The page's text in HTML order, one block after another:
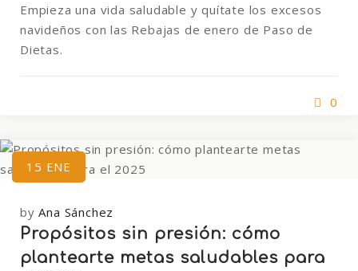
Empieza una vida saludable y quítate los excesos
navideños con las Rebajas de enero de Paso de
Dietas.
0
15 ENE
byAna Sánchez
Propósitos sin presión: cómo
plantearte metas saludables para